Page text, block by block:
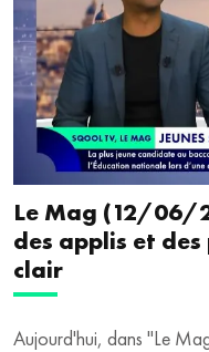
Le Mag (12/06/
des applis et
clair
Aujourd'hui, dans "Le